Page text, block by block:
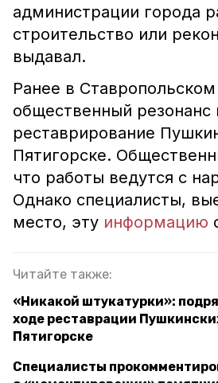
администрации города
строительство или
выдавал.
Ранее в
общественный резонанс
реставрирование
Пятигорске.
что работы ведутся с
Однако специалисты,
место, эту информацию
Читайте также:
«Никакой штукатурки»:
ходе реставрации
Пятигорске
Специалисты